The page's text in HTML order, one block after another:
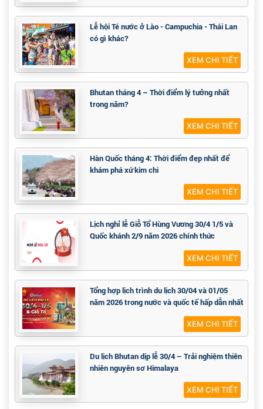
Lễ hội Té nước ở Lào - Campuchia - Thái Lan
có gì khác?
XEM CHI TIẾT
Bhutan tháng 4 – Thời điểm lý tưởng nhất
trong năm?
XEM CHI TIẾT
Hàn Quốc tháng 4: Thời điểm đẹp nhất để
khám phá xứ kim chi
XEM CHI TIẾT
Lịch nghỉ lễ Giỗ Tổ Hùng Vương 30/4 1/5 và
Quốc khánh 2/9 năm 2026 chính thức
XEM CHI TIẾT
Tổng hợp lịch trình du lịch 30/04 và 01/05
năm 2026 trong nước và quốc tế hấp dẫn nhất
XEM CHI TIẾT
Du lịch Bhutan dịp lễ 30/4 – Trải nghiệm thiên
nhiên nguyên sơ Himalaya
XEM CHI TIẾT